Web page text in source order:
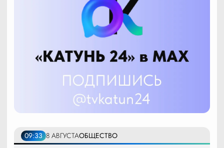
09:33 8 АВГУСТАОБЩЕСТВО